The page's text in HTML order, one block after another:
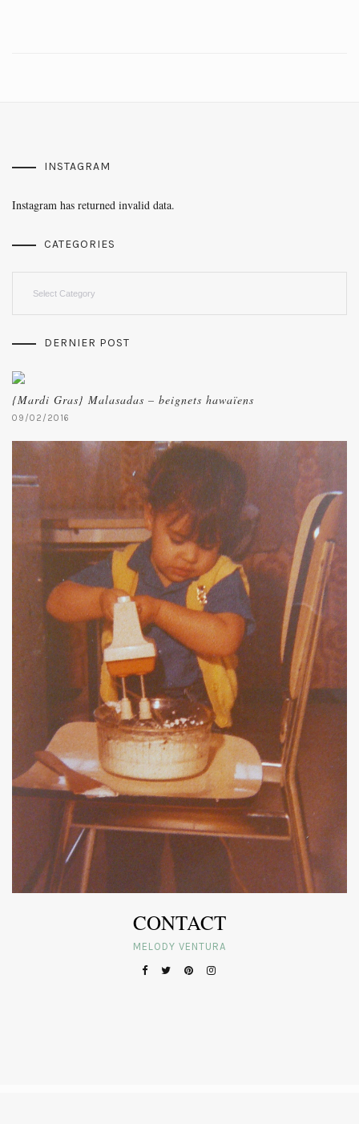
INSTAGRAM
Instagram has returned invalid data.
CATEGORIES
DERNIER POST
{Mardi Gras} Malasadas – beignets hawaïens
09/02/2016
CONTACT
MELODY VENTURA